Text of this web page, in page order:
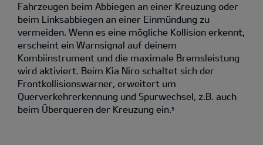
Fahrzeugen beim Abbiegen an einer Kreuzung oder
beim Linksabbiegen an einer Einmündung zu
vermeiden. Wenn es eine mögliche Kollision erkennt,
erscheint ein Warnsignal auf deinem
Kombiinstrument und die maximale Bremsleistung
wird aktiviert. Beim Kia Niro schaltet sich der
Frontkollisionswarner, erweitert um
Querverkehrerkennung und Spurwechsel, z.B. auch
beim Überqueren der Kreuzung ein.5